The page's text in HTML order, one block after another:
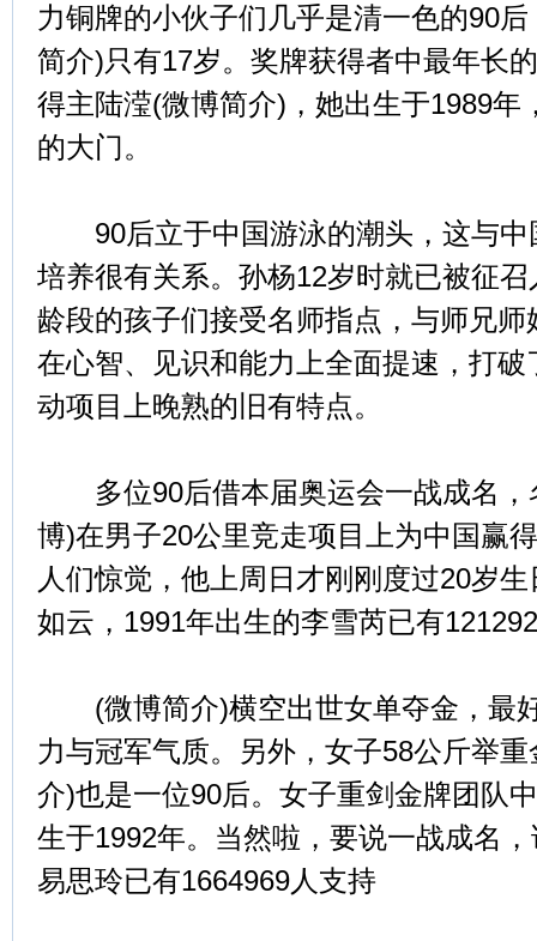
力铜牌的小伙子们几乎是清一色的90
简介)只有17岁。奖牌获得者中最年长
得主陆滢(微博简介)，她出生于1989年
的大门。
90后立于中国游泳的潮头，这与中
培养很有关系。孙杨12岁时就已被征
龄段的孩子们接受名师指点，与师兄
在心智、见识和能力上全面提速，打
动项目上晚熟的旧有特点。
多位90后借本届奥运会一战成名，
博)在男子20公里竞走项目上为中国赢
人们惊觉，他上周日才刚刚度过20岁
如云，1991年出生的李雪芮已有
(微博简介)横空出世女单夺金，最
力与冠军气质。另外，女子58公斤举
介)也是一位90后。女子重剑金牌团队
生于1992年。当然啦，要说一战成名
易思玲已有1664969人支持